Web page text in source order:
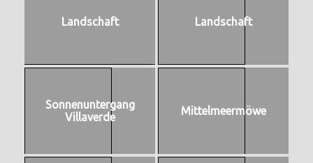
Landschaft Landschaft
Sonnenuntergang
Villaverde
Mittelmeermöwe